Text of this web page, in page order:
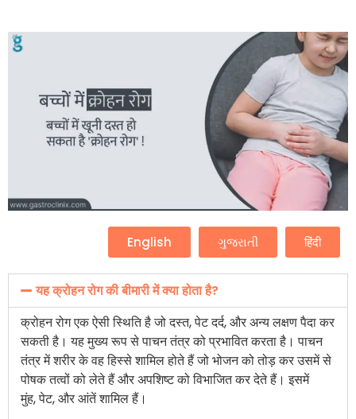
English ગુજરાતી हिंदी
यह क्रोहन रोग की बीमारी में क्या होता है?
क्रोहन रोग एक ऐसी स्थिति है जो दस्त, पेट दर्द, और अन्य लक्षण पैदा कर
सकती है। यह मुख्य रूप से पाचन तंत्र को प्रभावित करता है। पाचन
तंत्र में शरीर के वह हिस्से शामिल होते हैं जो भोजन को तोड़ कर उसमें से
पोषक तत्वों को लेते हैं और अपशिष्ट को विभाजित कर देते हैं। इसमें
मुंह, पेट, और आंतें शामिल हैं।